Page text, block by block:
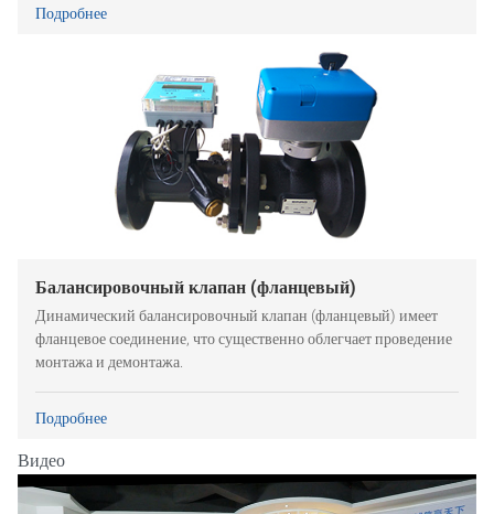
Подробнее
Балансировочный клапан (фланцевый)
Динамический балансировочный клапан (фланцевый) имеет
фланцевое соединение, что существенно облегчает проведение
монтажа и демонтажа.
Подробнее
Видео